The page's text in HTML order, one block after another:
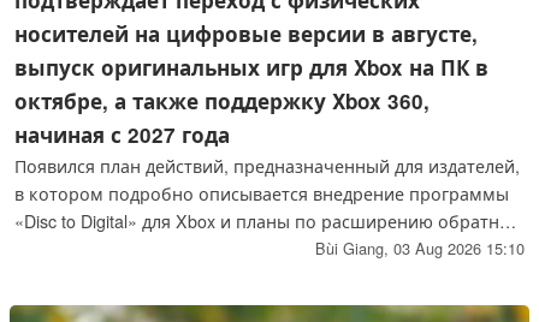
носителей на цифровые версии в августе,
выпуск оригинальных игр для Xbox на ПК в
октябре, а также поддержку Xbox 360,
начиная с 2027 года
Появился план действий, предназначенный для издателей,
в котором подробно описывается внедрение программы
«Disc to Digital» для Xbox и планы по расширению обратной
Bùi Giang, 03 Aug 2026 15:10